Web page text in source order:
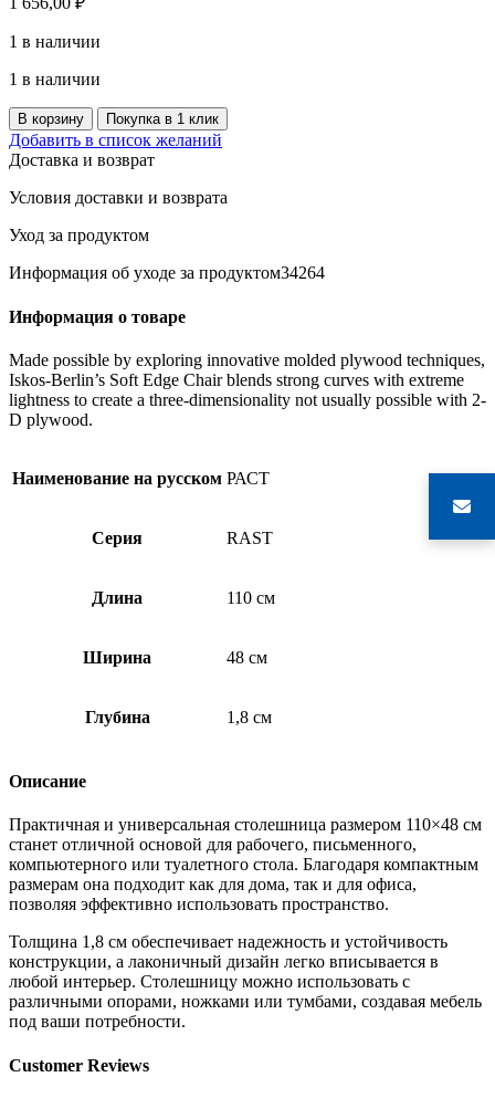
1 в наличии
1 в наличии
Количество
товара
Столешница
110х48х1,8
В корзину Покупка в 1 клик
Добавить в список желаний
Доставка и возврат
Условия доставки и возврата
Уход за продуктом
Информация об уходе за продуктом34264
Информация о товаре
Made possible by exploring innovative molded plywood techniques,
Iskos-Berlin’s Soft Edge Chair blends strong curves with extreme
lightness to create a three-dimensionality not usually possible with 2-
D plywood.
Наименование на русском РАСТ
Серия RAST
Длина 110 см
Ширина 48 см
Глубина 1,8 см
Описание
Практичная и универсальная столешница размером 110×48 см
станет отличной основой для рабочего, письменного,
компьютерного или туалетного стола. Благодаря компактным
размерам она подходит как для дома, так и для офиса,
позволяя эффективно использовать пространство.
Толщина 1,8 см обеспечивает надежность и устойчивость
конструкции, а лаконичный дизайн легко вписывается в
любой интерьер. Столешницу можно использовать с
различными опорами, ножками или тумбами, создавая мебель
под ваши потребности.
Customer Reviews